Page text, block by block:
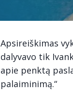
Apsireiškimas
dalyvavo tik
apie penktą
palaiminimą.“